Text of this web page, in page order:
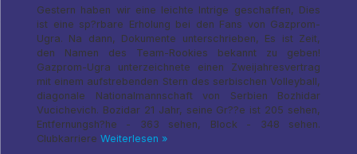
Gestern haben wir eine leichte Intrige geschaffen, Dies
ist eine sp?rbare Erholung bei den Fans von Gazprom-
Ugra. Na dann, Dokumente unterschrieben, Es ist Zeit,
den Namen des Team-Rookies bekannt zu geben!
Gazprom-Ugra unterzeichnete einen Zweijahresvertrag
mit einem aufstrebenden Stern des serbischen Volleyball,
diagonale Nationalmannschaft von Serbien Bozhidar
Vucichevich. Bozidar 21 Jahr, seine Gr??e ist 205 sehen,
Entfernungsh?he - 363 sehen, Block - 348 sehen.
Clubkarriere Weiterlesen »